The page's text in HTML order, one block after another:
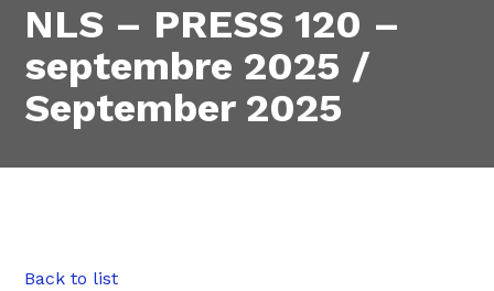
NLS – PRESS 120 –
septembre 2025 /
September 2025
Back to list